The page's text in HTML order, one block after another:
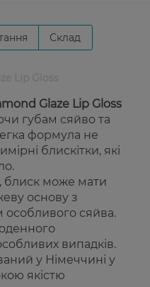
Склад
Glaze Lip Gloss
губам сяйво та
формула не
блискітки, які
блиск може мати
основу з
особливого сяйва.
випадків.
у Німеччині у
якістю